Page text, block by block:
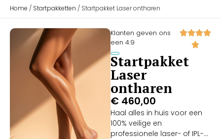
Home / Startpakketten / Startpakket Laser ontharen
Klanten geven ons
een 4.9
Startpakket
Laser
ontharen
€ 460,00
Haal alles in huis voor een
100% veilige en
professionele laser- of IPL-